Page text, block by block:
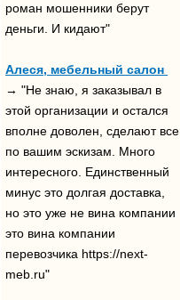
роман мошенники берут
деньги. И кидают"
Алеся, мебельный салон
→ "Не знаю, я заказывал в
этой организации и остался
вполне доволен, сделают все
по вашим эскизам. Много
интересного. Единственный
минус это долгая доставка,
но это уже не вина компании
это вина компании
перевозчика https://next-
meb.ru"